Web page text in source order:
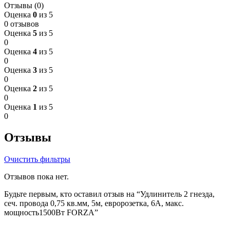
Отзывы (0)
Оценка 0 из 5
0 отзывов
Оценка 5 из 5
0
Оценка 4 из 5
0
Оценка 3 из 5
0
Оценка 2 из 5
0
Оценка 1 из 5
0
Отзывы
Очистить фильтры
Отзывов пока нет.
Будьте первым, кто оставил отзыв на “Удлинитель 2 гнезда,
сеч. провода 0,75 кв.мм, 5м, евророзетка, 6A, макс.
мощность1500Вт FORZA”